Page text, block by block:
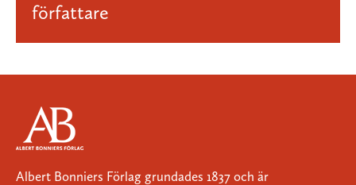
författare
Albert Bonniers Förlag grundades 1837 och är